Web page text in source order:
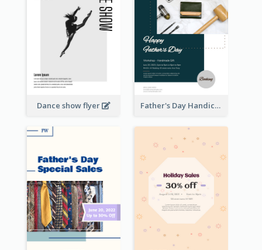
Dance show flyer Father's Day Handicrafts Workshop Flyer